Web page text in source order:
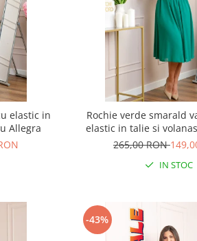
elastic in
Allegra
Rochie verde smarald
elastic in talie si
Allegra
265,00 RON
IN STOC
-43%